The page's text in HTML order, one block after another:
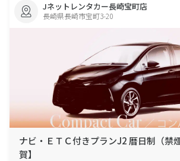
Jネットレンタカー長崎宝町店
長崎県長崎市宝町3-20
ナビ・ＥＴＣ付きプランJ2 暦日制（禁
賀】